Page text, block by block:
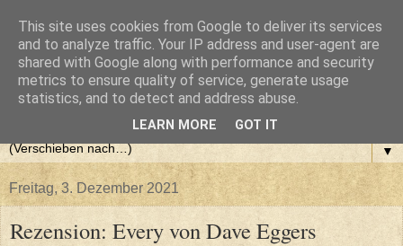
▼
Freitag, 3. Dezember 2021
Rezension: Every von Dave Eggers
This site uses cookies from Google to deliver its services
and to analyze traffic. Your IP address and user-agent are
shared with Google along with performance and security
metrics to ensure quality of service, generate usage
statistics, and to detect and address abuse.
LEARN MORE GOT IT